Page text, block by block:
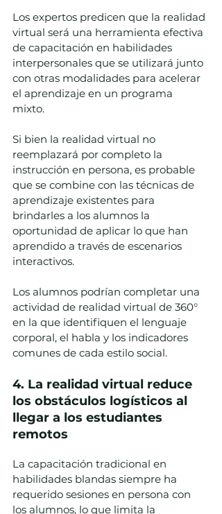
Los expertos predicen que la realidad
virtual será una herramienta efectiva
de capacitación en habilidades
interpersonales que se utilizará junto
con otras modalidades para acelerar
el aprendizaje en un programa
mixto.
Si bien la realidad virtual no
reemplazará por completo la
instrucción en persona, es probable
que se combine con las técnicas de
aprendizaje existentes para
brindarles a los alumnos la
oportunidad de aplicar lo que han
aprendido a través de escenarios
interactivos.
Los alumnos podrían completar una
actividad de realidad virtual de 360°
en la que identifiquen el lenguaje
corporal, el habla y los indicadores
comunes de cada estilo social.
4. La realidad virtual reduce
los obstáculos logísticos al
llegar a los estudiantes
remotos
La capacitación tradicional en
habilidades blandas siempre ha
requerido sesiones en persona con
los alumnos, lo que limita la